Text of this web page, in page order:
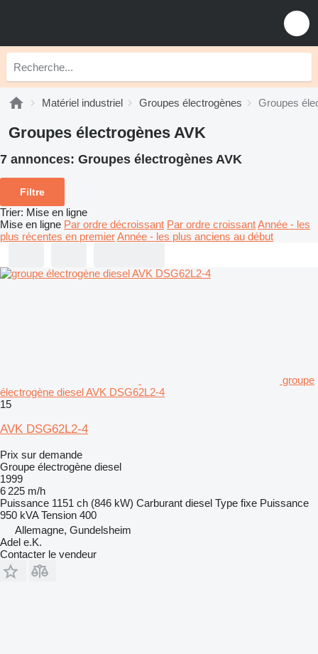
Matériel industriel Groupes électrogènes Groupes
Groupes électrogènes AVK
7 annonces: Groupes électrogènes AVK
Filtre
Trier: Mise en ligne
Mise en ligne Par ordre décroissant Par ordre croissantAnnée - les
plus récentes en premierAnnée - les plus anciens au début
groupe
électrogène diesel AVK DSG62L2-4
15
AVK DSG62L2-4
Prix sur demande
Groupe électrogène diesel
1999
6 225 m/h
Puissance 1151 ch (846 kW) Carburant diesel Type fixe Puissance
950 kVA Tension 400
Allemagne, Gundelsheim
Adel e.K.
Contacter le vendeur